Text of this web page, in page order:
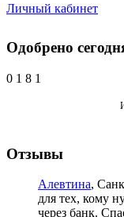
Личный кабинет
Одобрено
0 1 8 1
Отзывы
Алевтина,
для тех, кому
через банк.